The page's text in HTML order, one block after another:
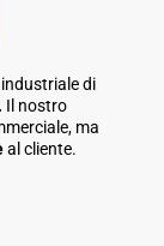
di
Il nostro
ma
al cliente.